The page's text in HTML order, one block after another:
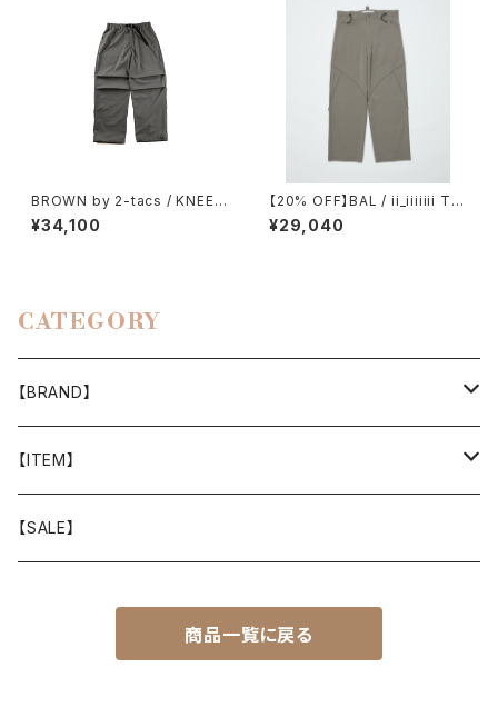
BROWN by 2-tacs / KNEE
TUCK PANTS（GRAY）
¥34,100
【20% OFF】BAL / ii_iiiiiii TE
CHNICAL WOOL TROUSER
¥29,040
CATEGORY
【BRAND】
山と道
T-SHIRT
迷迭香
【ITEM】
WEAR
【SALE】
商品一覧に戻る